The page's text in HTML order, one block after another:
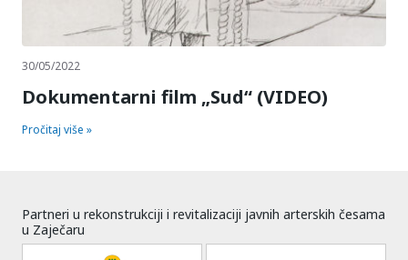
30/05/2022
Dokumentarni film „Sud“ (VIDEO)
Pročitaj više »
Partneri u rekonstrukciji i revitalizaciji javnih arterskih česama
u Zaječaru